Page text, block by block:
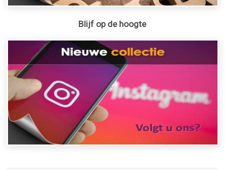
Blijf op de hoogte